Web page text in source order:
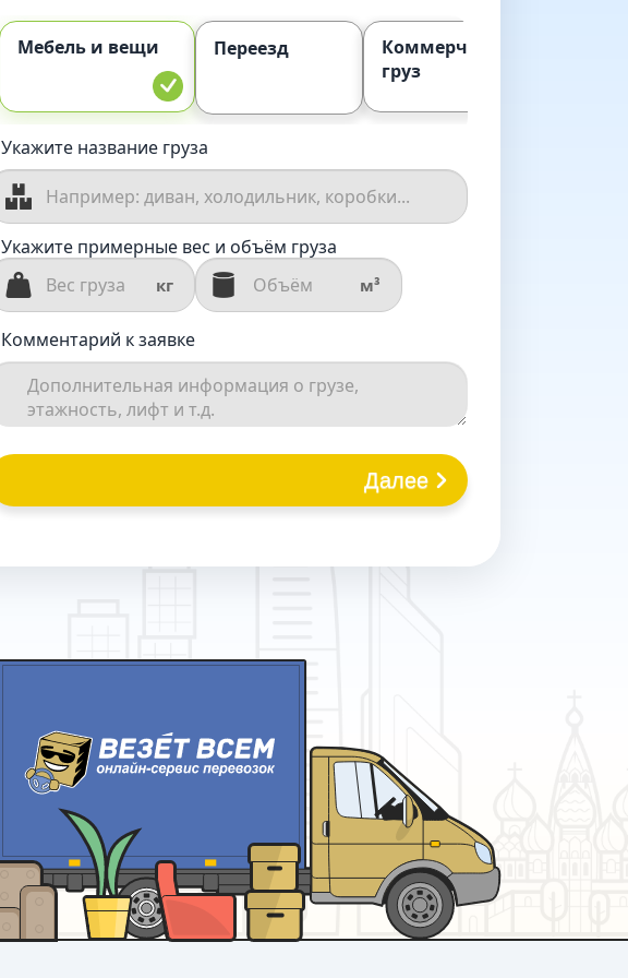
Мебель и вещи Переезд
Коммерческий
груз
Укажите название груза
Укажите примерные вес и объём груза
кг м³
Комментарий к заявке
Далее